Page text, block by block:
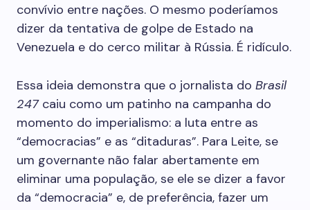
convívio entre nações. O mesmo poderíamos
dizer da tentativa de golpe de Estado na
Venezuela e do cerco militar à Rússia. É ridículo.
Essa ideia demonstra que o jornalista do Brasil
247caiu como um patinho na campanha do
momento do imperialismo: a luta entre as
“democracias” e as “ditaduras”. Para Leite, se
um governante não falar abertamente em
eliminar uma população, se ele se dizer a favor
da “democracia” e, de preferência, fazer um